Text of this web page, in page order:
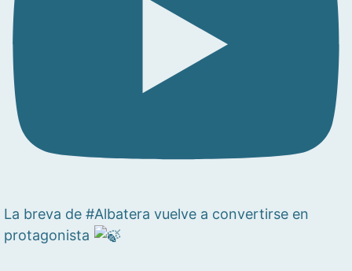
La breva de #Albatera vuelve a convertirse en
protagonista